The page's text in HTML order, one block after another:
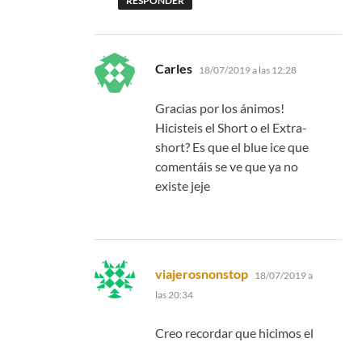
Carles dice:
18/07/2019 a las 12:28
Gracias por los ánimos!
Hicisteis el Short o el Extra-
short? Es que el blue ice que
comentáis se ve que ya no
existe jeje
viajerosnonstop dice:
18/07/2019 a
las 20:34
Creo recordar que hicimos el